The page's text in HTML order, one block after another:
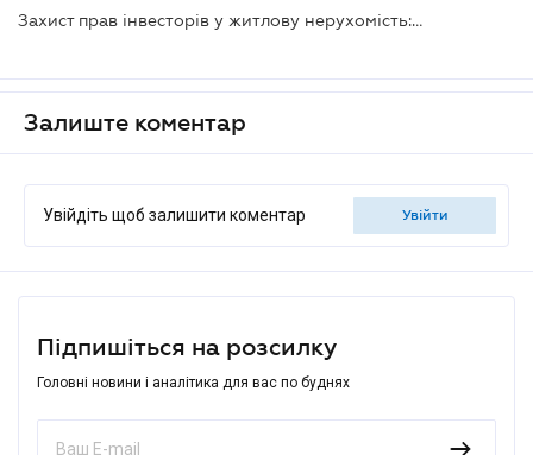
Захист прав інвесторів у житлову нерухомість: аналіз Закону від НПУ
Залиште коментар
Увійдіть щоб залишити коментар увійти
Підпишіться на розсилку
Головні новини і аналітика для вас по буднях